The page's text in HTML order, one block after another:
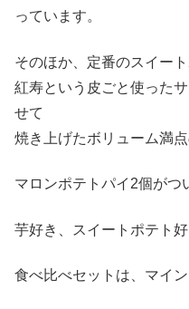
っています。
そのほか、定番のスイート
紅寿という皮ごと使った
せて
焼き上げたボリューム満点
マロンポテトパイ2個がつ
芋好き、スイートポテト
食べ比べセットは、マイ